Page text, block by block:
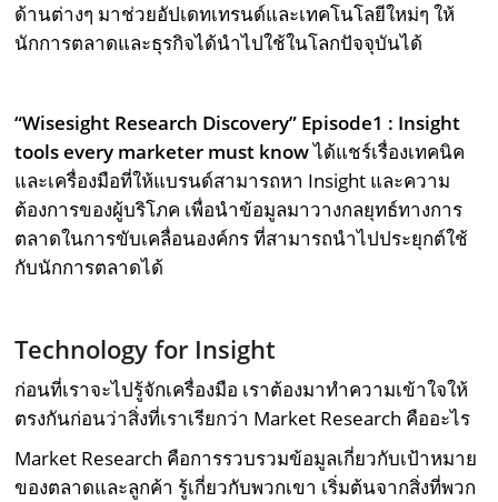
ด้านต่างๆ มาช่วยอัปเดทเทรนด์และเทคโนโลยีใหม่ๆ ให้
นักการตลาดและธุรกิจได้นำไปใช้ในโลกปัจจุบันได้
“Wisesight Research Discovery” Episode1 : Insight
tools every marketer must knowได้แชร์เรื่องเทคนิค
และเครื่องมือที่ให้แบรนด์สามารถหา Insight และความ
ต้องการของผู้บริโภค เพื่อนำข้อมูลมาวางกลยุทธ์ทางการ
ตลาดในการขับเคลื่อนองค์กร ที่สามารถนำไปประยุกต์ใช้
กับนักการตลาดได้
Technology for Insight
ก่อนที่เราจะไปรู้จักเครื่องมือ เราต้องมาทำความเข้าใจให้
ตรงกันก่อนว่าสิ่งที่เราเรียกว่า Market Research คืออะไร
Market Research คือการรวบรวมข้อมูลเกี่ยวกับเป้าหมาย
ของตลาดและลูกค้า รู้เกี่ยวกับพวกเขา เริ่มต้นจากสิ่งที่พวก